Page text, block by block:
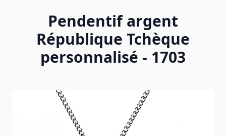
Pendentif argent
République Tchèque
personnalisé - 1703